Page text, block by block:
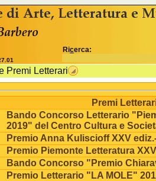
Ricerca:
Premi Letterari
e idSezione come variabili
Premi
Bando Concorso Letterario
2019" del Centro Cultura e
Premio Anna Kuliscioff XXV
Premio Piemonte Letteratura
Bando Concorso "Premio
Premio Letterario "LA MOLE"